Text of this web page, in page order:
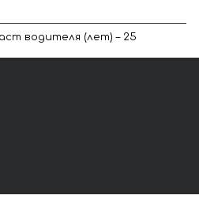
водителя (лет) – 25